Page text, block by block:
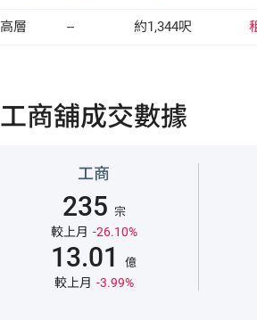
高層 -- 約1,344呎
工商舖成交數據
工商
235 宗
較上月 -26.10%
13.01 億
較上月 -3.99%